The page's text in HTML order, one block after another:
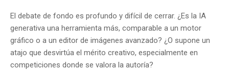
El debate de fondo es profundo y difícil de cerrar. ¿Es la IA
generativa una herramienta más, comparable a un motor
gráfico o a un editor de imágenes avanzado? ¿O supone un
atajo que desvirtúa el mérito creativo, especialmente en
competiciones donde se valora la autoría?